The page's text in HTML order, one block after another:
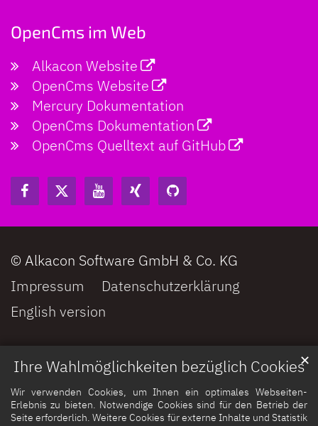
Ihre Wahlmöglichkeiten bezüglich Cookies
Wir verwenden Cookies, um Ihnen ein optimales Webseiten-
Erlebnis zu bieten. Notwendige Cookies sind für den Betrieb der
Seite erforderlich. Weitere Cookies für externe Inhalte und Statistik
✕
OpenCms im Web
Alkacon Website
OpenCms Website
Mercury Dokumentation
OpenCms Dokumentation
OpenCms Quelltext auf GitHub
© Alkacon Software GmbH & Co. KG
Impressum
Datenschutzerklärung
English version